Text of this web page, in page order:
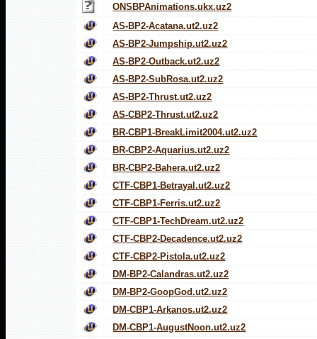
ONSBPAnimations.ukx.uz2
AS-BP2-Acatana.ut2.uz2
AS-BP2-Jumpship.ut2.uz2
AS-BP2-Outback.ut2.uz2
AS-BP2-SubRosa.ut2.uz2
AS-BP2-Thrust.ut2.uz2
AS-CBP2-Thrust.ut2.uz2
BR-CBP1-BreakLimit2004.ut2.uz2
BR-CBP2-Aquarius.ut2.uz2
BR-CBP2-Bahera.ut2.uz2
CTF-CBP1-Betrayal.ut2.uz2
CTF-CBP1-Ferris.ut2.uz2
CTF-CBP1-TechDream.ut2.uz2
CTF-CBP2-Decadence.ut2.uz2
CTF-CBP2-Pistola.ut2.uz2
DM-BP2-Calandras.ut2.uz2
DM-BP2-GoopGod.ut2.uz2
DM-CBP1-Arkanos.ut2.uz2
DM-CBP1-AugustNoon.ut2.uz2